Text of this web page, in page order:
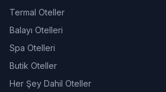
Termal Oteller
Balayı Otelleri
Spa Otelleri
Butik Oteller
Her Şey Dahil Oteller